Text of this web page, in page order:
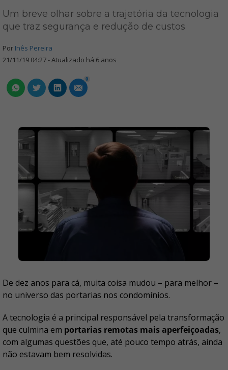
Um breve olhar sobre a trajetória da tecnologia
que traz segurança e redução de custos
Por Inês Pereira
21/11/19 04:27 - Atualizado há 6 anos
0
De dez anos para cá, muita coisa mudou – para melhor –
no universo das portarias nos condomínios.
A tecnologia é a principal responsável pela transformação
que culmina em portarias remotas mais aperfeiçoadas,
com algumas questões que, até pouco tempo atrás, ainda
não estavam bem resolvidas.